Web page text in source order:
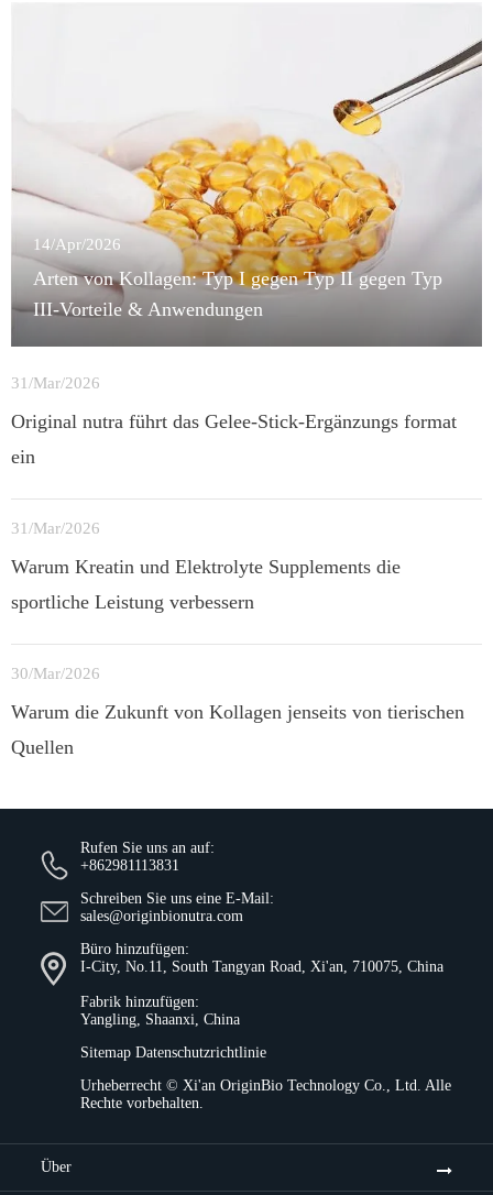
14/Apr/2026
Arten von Kollagen: Typ I gegen Typ II gegen Typ
III-Vorteile & Anwendungen
31/Mar/2026
Original nutra führt das Gelee-Stick-Ergänzungs format
ein
31/Mar/2026
Warum Kreatin und Elektrolyte Supplements die
sportliche Leistung verbessern
30/Mar/2026
Warum die Zukunft von Kollagen jenseits von tierischen
Quellen
Rufen Sie uns an auf:
+862981113831
Schreiben Sie uns eine E-Mail:
sales@originbionutra.com
Büro hinzufügen:
I-City, No.11, South Tangyan Road, Xi'an, 710075, China
Fabrik hinzufügen:
Yangling, Shaanxi, China
Sitemap Datenschutzrichtlinie
Urheberrecht © Xi'an OriginBio Technology Co., Ltd. Alle
Rechte vorbehalten.
Über